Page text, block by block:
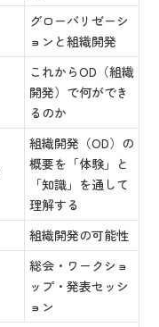
グローバリゼーシ
ョンと組織開発
これからOD（組織
開発）で何ができ
るのか
組織開発（OD）の
概要を「体験」と
「知識」を通して
理解する
組織開発の可能性
総会・ワークショ
ップ・発表セッシ
ョン